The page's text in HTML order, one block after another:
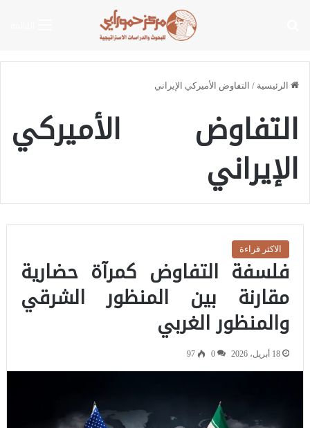
الرئيسية / التفاوض الأميركي الإيراني
التفاوض الأميركي
الإيراني
الاكثر قراءة
فلسفة التفاوض كمرآة حضارية
مقارنة بين المنظور الشرقي
والمنظور الغربي
18 أبريل، 2026 0
97